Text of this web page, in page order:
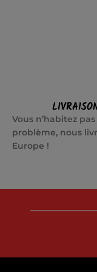
Vous n’habitez
problème, nous
Europe !